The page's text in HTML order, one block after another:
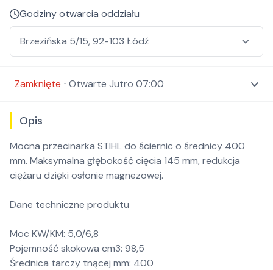
Godziny otwarcia oddziału
Zamknięte ⋅ Otwarte Jutro 07:00
Opis
Mocna przecinarka STIHL do ściernic o średnicy 400
mm. Maksymalna głębokość cięcia 145 mm, redukcja
ciężaru dzięki osłonie magnezowej.
Dane techniczne produktu
Moc KW/KM: 5,0/6,8
Pojemność skokowa cm3: 98,5
Średnica tarczy tnącej mm: 400